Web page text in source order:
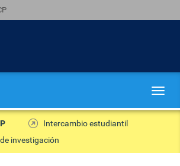
Intercambio estudiantil
investigación